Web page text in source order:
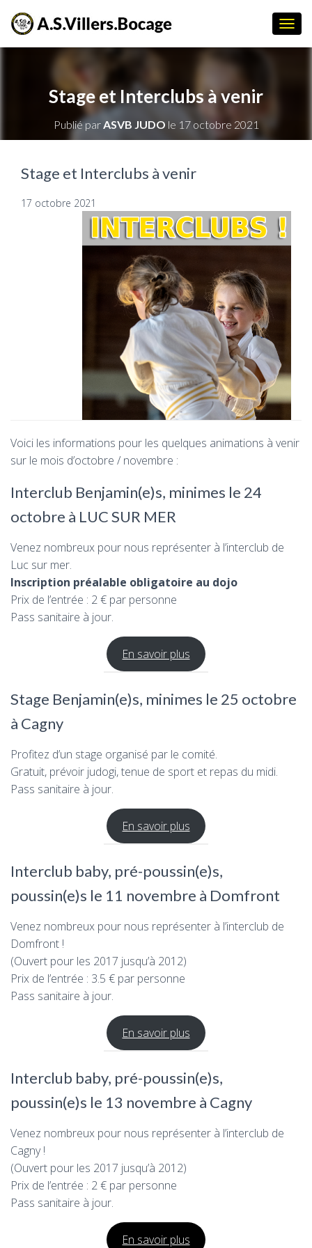
D
É
A
I
Stage et Interclubs à venir
Publié parASVB JUDO le 17 octobre 2021
Stage et Interclubs à venir
17 octobre 2021
Voici les informations pour les quelques animations à venir
sur le mois d’octobre / novembre :
Interclub Benjamin(e)s, minimes le 24
octobre à LUC SUR MER
Venez nombreux pour nous représenter à l’interclub de
Luc sur mer.
Inscription préalable obligatoire au dojo
Prix de l’entrée : 2 € par personne
Pass sanitaire à jour.
En savoir plus
Stage Benjamin(e)s, minimes le 25 octobre
à Cagny
Profitez d’un stage organisé par le comité.
Gratuit, prévoir judogi, tenue de sport et repas du midi.
Pass sanitaire à jour.
En savoir plus
Interclub baby, pré-poussin(e)s,
poussin(e)s le 11 novembre à Domfront
Venez nombreux pour nous représenter à l’interclub de
Domfront !
(Ouvert pour les 2017 jusqu’à 2012)
Prix de l’entrée : 3.5 € par personne
Pass sanitaire à jour.
En savoir plus
Interclub baby, pré-poussin(e)s,
poussin(e)s le 13 novembre à Cagny
Venez nombreux pour nous représenter à l’interclub de
Cagny !
(Ouvert pour les 2017 jusqu’à 2012)
Prix de l’entrée : 2 € par personne
Pass sanitaire à jour.
En savoir plus